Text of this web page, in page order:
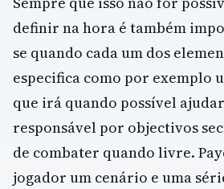
definir na hora é também
se quando cada um dos
especifica como por exemplo
que irá quando possível
responsável por objectivos
de combater quando livre.
jogador um cenário e uma